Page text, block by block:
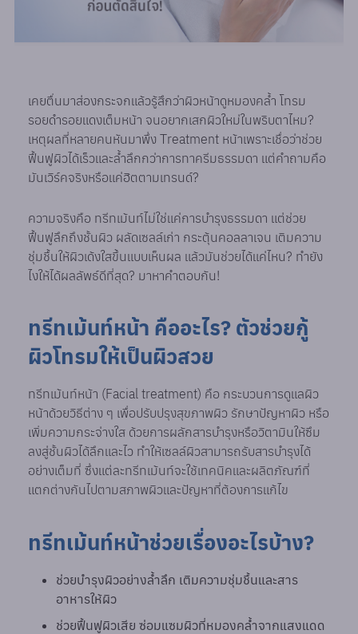
เคยตื่นมาส่องกระจกแล้วรู้สึกว่าผิวหน้าดูหมองคล้ำ โทรม
รอยดำรอยแดงเต็มหน้า จนอยากเสกผิวใหม่ในพริบตาไหม?
เหตุผลที่หลายคนหันมาพึ่ง Treatment หน้าเพราะเชื่อว่าช่วย
ฟื้นฟูผิวได้เร็วและล้ำลึกกว่าการทาครีมธรรมดา แต่คำถามคือ
มันเวิร์คจริงหรือแค่ฮิตตามเทรนด์?
ความจริงคือ ทรีทเม้นท์ไม่ใช่แค่การบำรุงธรรมดา แต่ช่วย
ฟื้นฟูลึกถึงชั้นผิว ผลัดเซลล์เก่า กระตุ้นคอลลาเจน เติมความ
ชุ่มชื้นให้ผิวเด้งใสขึ้นแบบเห็นผล แล้วมันช่วยได้แค่ไหน? ทำยัง
ไงให้ได้ผลลัพธ์ดีที่สุด? มาหาคำตอบกัน!
ทรีทเม้นท์หน้า คืออะไร? ตัวช่วยกู้
ผิวโทรมให้เป็นผิวสวย
ทรีทเม้นท์หน้า (Facial treatment) คือ กระบวนการดูแลผิว
หน้าด้วยวิธีต่าง ๆ เพื่อปรับปรุงสุขภาพผิว รักษาปัญหาผิว หรือ
เพิ่มความกระจ่างใส ด้วยการผลักสารบำรุงหรือวิตามินให้ซึม
ลงสู่ชั้นผิวได้ลึกและไว ทำให้เซลล์ผิวสามารถรับสารบำรุงได้
อย่างเต็มที่ ซึ่งแต่ละทรีทเม้นท์จะใช้เทคนิคและผลิตภัณฑ์ที่
แตกต่างกันไปตามสภาพผิวและปัญหาที่ต้องการแก้ไข
ทรีทเม้นท์หน้าช่วยเรื่องอะไรบ้าง?
ช่วยบำรุงผิวอย่างล้ำลึก เติมความชุ่มชื้นและสาร
อาหารให้ผิว
ช่วยฟื้นฟูผิวเสีย ซ่อมแซมผิวที่หมองคล้ำจากแสงแดด